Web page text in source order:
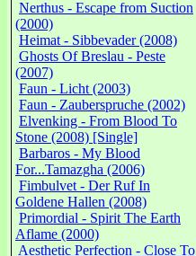
Nerthus - Escape from Suction
(2000)
Heimat - Sibbevader (2008)
Ghosts Of Breslau - Peste
(2007)
Faun - Licht (2003)
Faun - Zauberspruche (2002)
Elvenking - From Blood To
Stone (2008) [Single]
Barbaros - My Blood
For...Tamazgha (2006)
Fimbulvet - Der Ruf In
Goldene Hallen (2008)
Primordial - Spirit The Earth
Aflame (2000)
Aesthetic Perfection - Close To